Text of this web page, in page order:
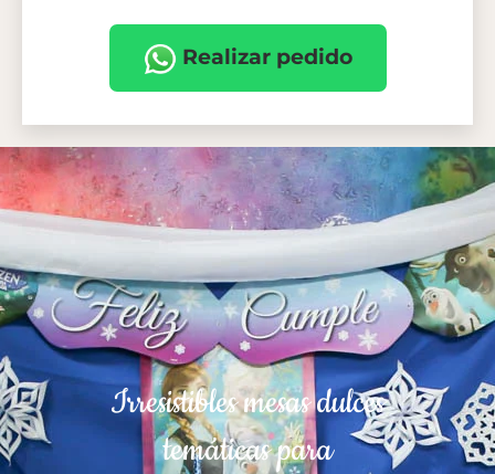
Realizar pedido
Irresistibles mesas dulces
temáticas para